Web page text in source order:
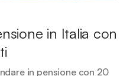
in Italia con
in pensione con 20